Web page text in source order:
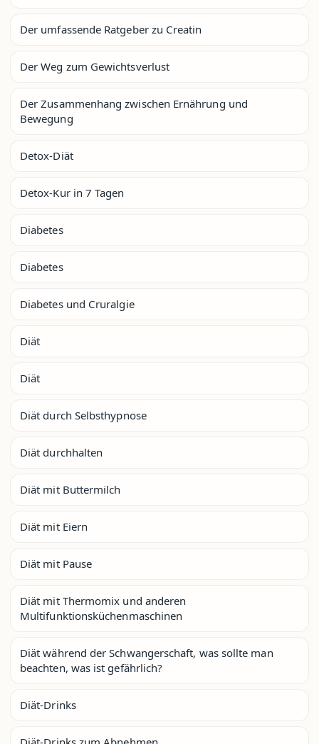
Der umfassende Ratgeber zu Creatin
Der Weg zum Gewichtsverlust
Der Zusammenhang zwischen Ernährung und
Bewegung
Detox-Diät
Detox-Kur in 7 Tagen
Diabetes
Diabetes
Diabetes und Cruralgie
Diät
Diät
Diät durch Selbsthypnose
Diät durchhalten
Diät mit Buttermilch
Diät mit Eiern
Diät mit Pause
Diät mit Thermomix und anderen
Multifunktionsküchenmaschinen
Diät während der Schwangerschaft, was sollte man
beachten, was ist gefährlich?
Diät-Drinks